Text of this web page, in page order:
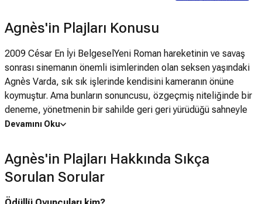
Agnès'in Plajları Konusu
2009 César En İyi BelgeselYeni Roman hareketinin ve savaş
sonrası sinemanın önemli isimlerinden olan seksen yaşındaki
Agnès Varda, sık sık işlerinde kendisini kameranın önüne
koymuştur. Ama bunların sonuncusu, özgeçmiş niteliğinde bir
deneme, yönetmenin bir sahilde geri geri yürüdüğü sahneyle
açılan "bir çiçek dürbünü, bir kolaj, bir fantezi" adeta.
çıkacağını söylüyor. Yönetmen dostu Chris Marker'ın da elle
çizilmiş bir kedi cismine bürünerek anlattığı Agnès'in Plajları,
Varda'nın fotoğraflar, eski çekimler, film sahneleri ve
günümüzde çekilen sekanslardan örülü yaşamına ve hafızasına
Devamını Oku
Agnès'in Plajları Hakkında Sıkça
Sorulan Sorular